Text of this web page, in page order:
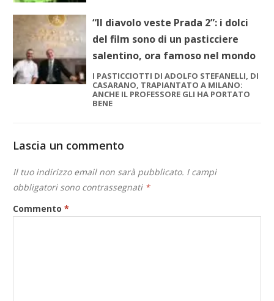
“Il diavolo veste Prada 2”: i dolci
del film sono di un pasticciere
salentino, ora famoso nel mondo
I PASTICCIOTTI DI ADOLFO STEFANELLI, DI
CASARANO, TRAPIANTATO A MILANO:
ANCHE IL PROFESSORE GLI HA PORTATO
BENE
Lascia un commento
Il tuo indirizzo email non sarà pubblicato. I campi
obbligatori sono contrassegnati *
Commento*